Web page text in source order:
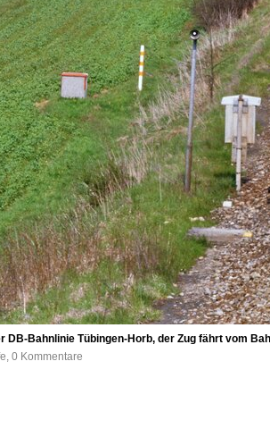
DB-Bahnlinie Tübingen-Horb, der Zug fährt vom
0 Kommentare